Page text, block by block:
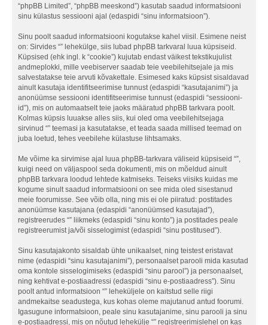
“phpBB Limited”, “phpBB meeskond”) kasutab saadud informatsiooni
sinu külastus sessiooni ajal (edaspidi “sinu informatsioon”).
Sinu poolt saadud informatsiooni kogutakse kahel viisil. Esimene neist
on: Sirvides “” lehekülge, siis lubad phpBB tarkvaral luua küpsiseid.
Küpsised (ehk ingl. k “cookie”) kujutab endast väikest tekstikujulist
andmeplokki, mille veebiserver saadab teie veebilehitsejale ja mis
salvestatakse teie arvuti kõvakettale. Esimesed kaks küpsist sisaldavad
ainult kasutaja identifitseerimise tunnust (edaspidi “kasutajanimi”) ja
anonüümse sessiooni identifitseerimise tunnust (edaspidi “sessiooni-
id”), mis on automaatselt teie jaoks määratud phpBB tarkvara poolt.
Kolmas küpsis luuakse alles siis, kui oled oma veebilehitsejaga
sirvinud “” teemasi ja kasutatakse, et teada saada millised teemad on
juba loetud, tehes veebilehe külastuse lihtsamaks.
Me võime ka sirvimise ajal luua phpBB-tarkvara väliseid küpsiseid “”,
kuigi need on väljaspool seda dokumenti, mis on mõeldud ainult
phpBB tarkvara loodud lehtede katmiseks. Teiseks viisiks kuidas me
kogume sinult saadud informatsiooni on see mida oled sisestanud
meie foorumisse. See võib olla, ning mis ei ole piiratud: postitades
anonüümse kasutajana (edaspidi “anonüümsed kasutajad”),
registreerudes “” liikmeks (edaspidi “sinu konto”) ja postitades peale
registreerumist ja/või sisselogimist (edaspidi “sinu postitused”).
Sinu kasutajakonto sisaldab ühte unikaalset, ning teistest eristavat
nime (edaspidi “sinu kasutajanimi”), personaalset parooli mida kasutad
oma kontole sisselogimiseks (edaspidi “sinu parool”) ja personaalset,
ning kehtivat e-postiaadressi (edaspidi “sinu e-postiaadress”). Sinu
poolt antud informatsioon “” leheküljele on kaitstud selle riigi
andmekaitse seadustega, kus kohas oleme majutanud antud foorumi.
Igasugune informatsioon, peale sinu kasutajanime, sinu parooli ja sinu
e-postiaadressi, mis on nõutud lehekülje “” registreerimislehel on kas